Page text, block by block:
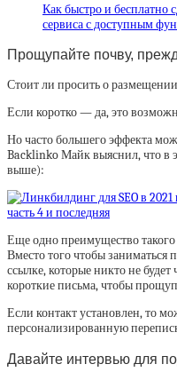
Как быстро и бесплатно
сервиса с доступным
Прощупайте почву,
Стоит ли просить о
Если коротко — да, это
Но часто большего эффекта
Backlinko Майк выяснил, что в
выше):
Еще одно преимущество
Вместо того чтобы заниматься
ссылке, которые никто не
короткие письма, чтобы
Если контакт установлен, то
персонализированную
Давайте интервью для